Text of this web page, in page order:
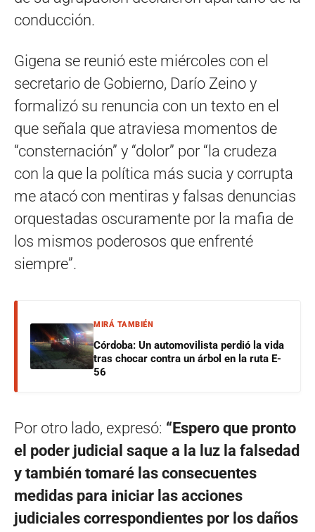
conducción.
Gigena se reunió este miércoles con el
secretario de Gobierno, Darío Zeino y
formalizó su renuncia con un texto en el
que señala que atraviesa momentos de
“consternación” y “dolor” por “la crudeza
con la que la política más sucia y corrupta
me atacó con mentiras y falsas denuncias
orquestadas oscuramente por la mafia de
los mismos poderosos que enfrenté
siempre”.
MIRÁ TAMBIÉN
Córdoba: Un automovilista perdió la vida
tras chocar contra un árbol en la ruta E-
56
Por otro lado, expresó: “Espero que pronto
el poder judicial saque a la luz la falsedad
y también tomaré las consecuentes
medidas para iniciar las acciones
judiciales correspondientes por los daños